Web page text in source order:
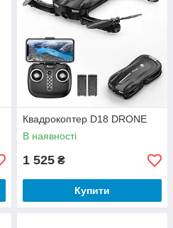
Квадрокоптер D18 DRONE
В наявності
1 525 ₴
Купити